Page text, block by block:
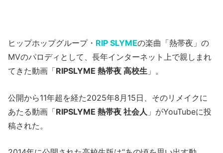
ヒップホップグループ・ RIP SLYMEの楽曲「熱帯夜」の
MVのパロディとして、長年インターネット上で親しまれ
てきた動画「RIPSLYME 熱帯夜 高校生 」。
公開から11年超を経た2025年8月15日、そのリメイクに
あたる動画「RIPSLYME 熱帯夜 社会人 」がYouTubeに投
稿された。